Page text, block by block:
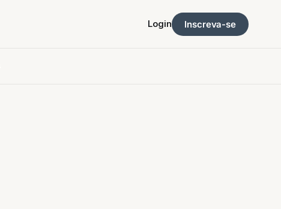
Login Inscreva-se